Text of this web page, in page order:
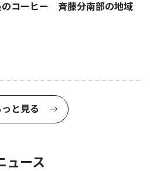
のコーヒー 斉藤分南部の地域
っと見る
ュース